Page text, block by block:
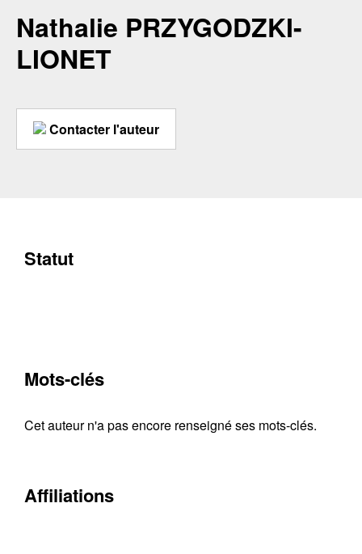
Nathalie PRZYGODZKI-
LIONET
Contacter l'auteur
Statut
Mots-clés
Cet auteur n'a pas encore renseigné ses mots-clés.
Affiliations
Contacter